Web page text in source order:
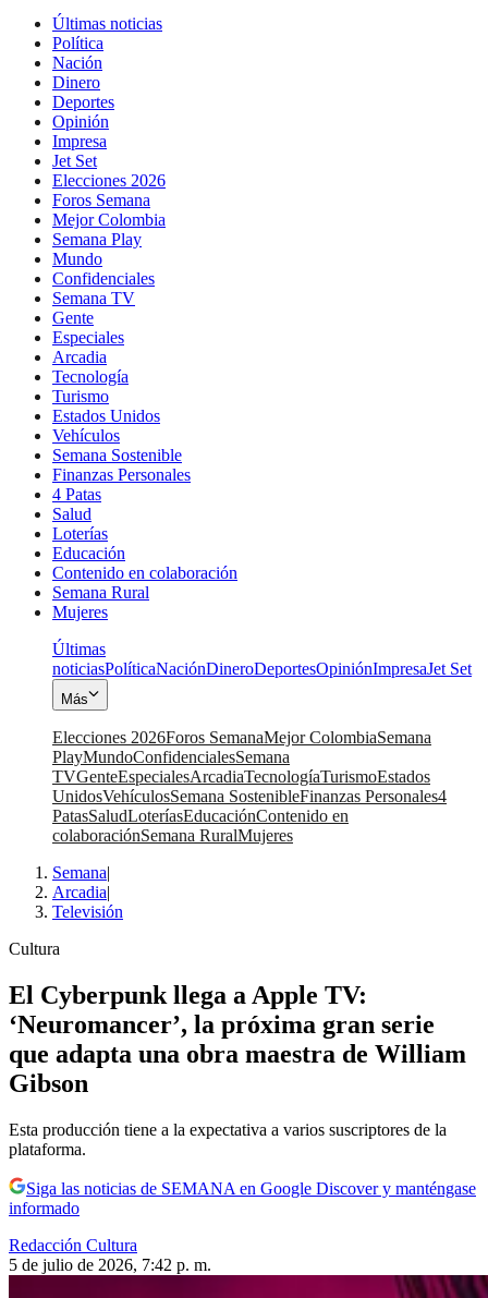
Últimas noticias
Política
Nación
Dinero
Deportes
Opinión
Impresa
Jet Set
Elecciones 2026
Foros Semana
Mejor Colombia
Semana Play
Mundo
Confidenciales
Semana TV
Gente
Especiales
Arcadia
Tecnología
Turismo
Estados Unidos
Vehículos
Semana Sostenible
Finanzas Personales
4 Patas
Salud
Loterías
Educación
Contenido en colaboración
Semana Rural
Mujeres
Últimas
noticiasPolíticaNaciónDineroDeportesOpiniónImpresaJet Set
Más
Elecciones 2026Foros SemanaMejor ColombiaSemana
PlayMundoConfidencialesSemana
TVGenteEspecialesArcadiaTecnologíaTurismoEstados
UnidosVehículosSemana SostenibleFinanzas Personales4
PatasSaludLoteríasEducaciónContenido en
colaboraciónSemana RuralMujeres
Semana|
Arcadia|
Televisión
Cultura
El Cyberpunk llega a Apple TV:
‘Neuromancer’, la próxima gran serie
que adapta una obra maestra de William
Gibson
Esta producción tiene a la expectativa a varios suscriptores de la
plataforma.
Siga las noticias de SEMANA en Google Discover y manténgase
informado
Redacción Cultura
5 de julio de 2026, 7:42 p. m.